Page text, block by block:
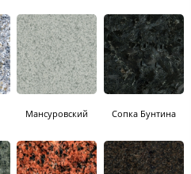
Мансуровский Сопка Бунтина